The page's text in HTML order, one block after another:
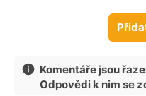
Komentáře jsou
Odpovědi k nim se